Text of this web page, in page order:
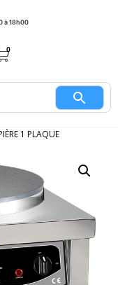
à 18h00
1 PLAQUE